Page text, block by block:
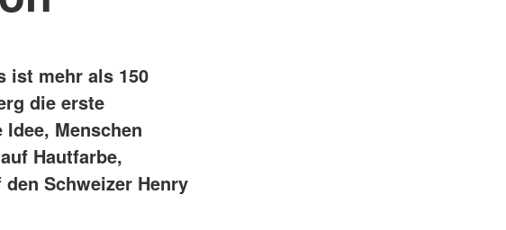
ist mehr als 150
die erste
Menschen
Hautfarbe,
Schweizer Henry